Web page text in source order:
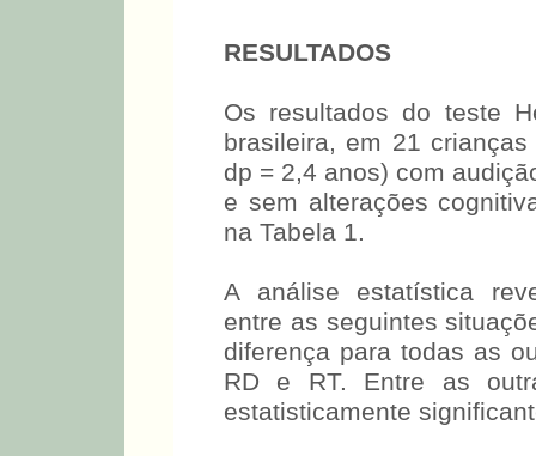
RESULTADOS
Os resultados do teste
brasileira, em 21
dp = 2,4 anos) com
e sem alterações
na Tabela 1.
A análise estatística
entre as seguintes
diferença para todas as
RD e RT. Entre as
estatisticamente